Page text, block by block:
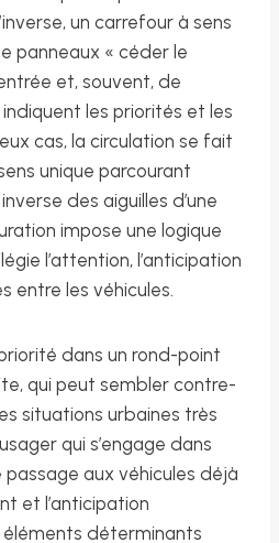
un carrefour à sens
panneaux « céder le
et, souvent, de
les priorités et les
cas, la circulation se fait
unique parcourant
des aiguilles d’une
impose une logique
l’attention, l’anticipation
entre les véhicules.
dans un rond-point
qui peut sembler contre-
situations urbaines très
qui s’engage dans
passage aux véhicules déjà
et l’anticipation
déterminants